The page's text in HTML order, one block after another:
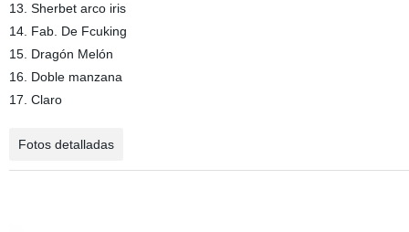
13. Sherbet arco iris
14. Fab. De Fcuking
15. Dragón Melón
16. Doble manzana
17. Claro
Fotos detalladas